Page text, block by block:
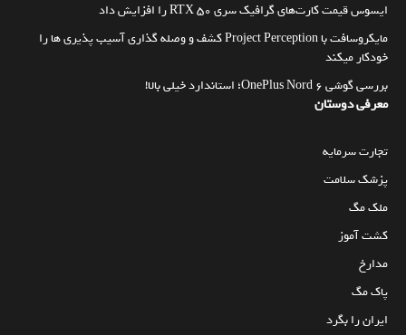
ایسوس قیمت کارت‌های گرافیک سری RTX 50 را افزایش داد
مایکروسافت با Project Perception کشف و وصله گذاری آسیب پذیری ها را
خودکار میکند
بررسی گوشی OnePlus Nord 6؛ استاندارد خیلی بالا!
معرفی دوستان
تجارت سرمایه
پزشک سلامت
ملک مگ
کشت آموز
مدارخ
پاک مگ
ایران را بگرد